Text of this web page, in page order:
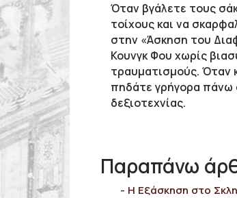
Όταν βγάλετε τους
τοίχους και να
στην «Άσκηση του
Κουνγκ Φου χωρίς
τραυματισμούς. Όταν
πηδάτε γρήγορα πάνω
δεξιοτεχνίας.
Παραπάνω
Η Εξάσκηση στο